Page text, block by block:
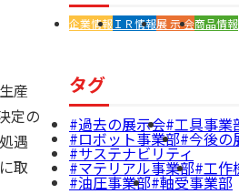
産
定の
遇
取
企業情報ＩＲ情報展 示 会商品情報
タグ
過去の展示会 工具事業
ロボット事業部 今後の
サステナビリティ
マテリアル事業部 工作
油圧事業部 軸受事業部